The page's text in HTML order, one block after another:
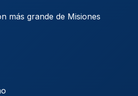
más grande de Misiones